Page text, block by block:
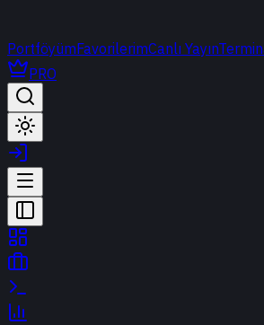
PortföyümFavorilerimCanlı Yayın
PRO